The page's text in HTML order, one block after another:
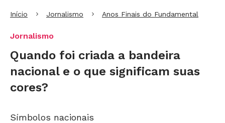
Início Jornalismo Anos Finais do Fundamental
Jornalismo
Quando foi criada a bandeira
nacional e o que significam suas
cores?
Símbolos nacionais